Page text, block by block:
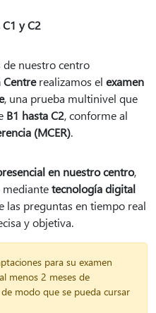
y C2
de nuestro centro
Centrerealizamos el examen
, una prueba multinivel que
B1 hasta C2, conforme al
(MCER).
en nuestro centro,
mediantetecnología digital
las preguntas en tiempo real
y objetiva.
para su examen
menos 2 meses de
modo que se pueda cursar